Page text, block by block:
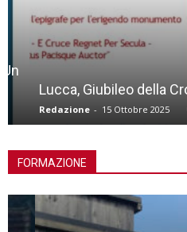
Lucca, Giubileo della Croce
Redazione - 15 Ottobre 2025
FORMAZIONE